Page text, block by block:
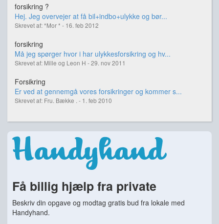
forsikring ?
Hej. Jeg overvejer at få bil+indbo+ulykke og bør...
Skrevet af: *Mor * - 16. feb 2012
forsikring
Må jeg spørger hvor i har ulykkesforsikring og hv...
Skrevet af: Mille og Leon H - 29. nov 2011
Forsikring
Er ved at gennemgå vores forsikringer og kommer s...
Skrevet af: Fru. Bække . - 1. feb 2010
Få billig hjælp fra private
Beskriv din opgave og modtag gratis bud fra lokale med
Handyhand.